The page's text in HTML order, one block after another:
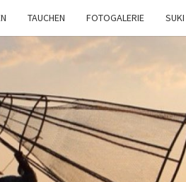
TAUCHEN FOTOGALERIE SUKI